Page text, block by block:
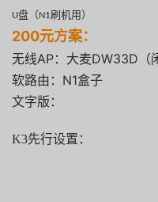
U盘（N1刷机用）
200元方案：
无线AP：大麦DW33D（
软路由：N1盒子
文字版：
K3先行设置：